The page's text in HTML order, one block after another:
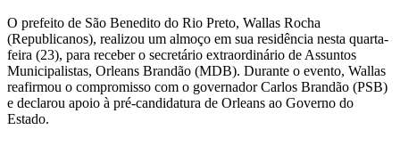
O prefeito de São Benedito do Rio Preto, Wallas Rocha
(Republicanos), realizou um almoço em sua residência nesta quarta-
feira (23), para receber o secretário extraordinário de Assuntos
Municipalistas, Orleans Brandão (MDB). Durante o evento, Wallas
reafirmou o compromisso com o governador Carlos Brandão (PSB)
e declarou apoio à pré-candidatura de Orleans ao Governo do
Estado.